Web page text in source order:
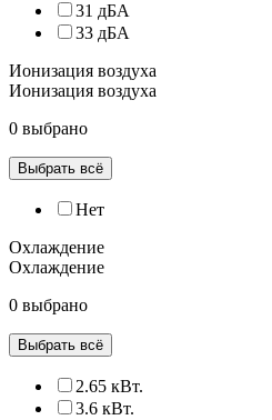
31 дБА
33 дБА
Ионизация воздуха
Ионизация воздуха
0 выбрано
Выбрать всё
Нет
Охлаждение
Охлаждение
0 выбрано
Выбрать всё
2.65 кВт.
3.6 кВт.